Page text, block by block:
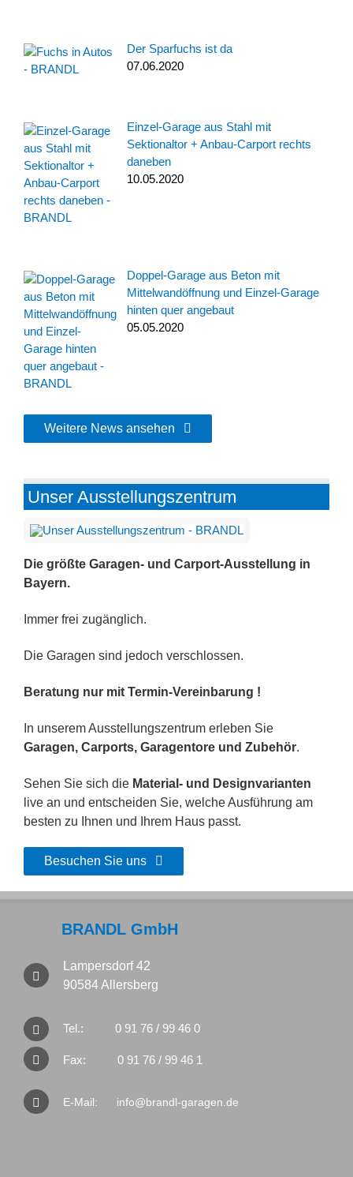
Der Sparfuchs ist da
07.06.2020
Einzel-Garage aus Stahl mit
Sektionaltor + Anbau-Carport rechts
daneben
10.05.2020
Doppel-Garage aus Beton mit
Mittelwandöffnung und Einzel-Garage
hinten quer angebaut
05.05.2020
Weitere News ansehen
Unser Ausstellungszentrum
Die größte Garagen- und Carport-Ausstellung in
Bayern.
Immer frei zugänglich.
Die Garagen sind jedoch verschlossen.
Beratung nur mit Termin-Vereinbarung !
In unserem Ausstellungszentrum erleben Sie
Garagen, Carports, Garagentore und Zubehör.
Sehen Sie sich die Material- und Designvarianten
live an und entscheiden Sie, welche Ausführung am
besten zu Ihnen und Ihrem Haus passt.
Besuchen Sie uns
BRANDL GmbH
Lampersdorf 42
90584 Allersberg
Tel.: 0 91 76 / 99 46 0
Fax: 0 91 76 / 99 46 1
E-Mail: info@brandl-garagen.de